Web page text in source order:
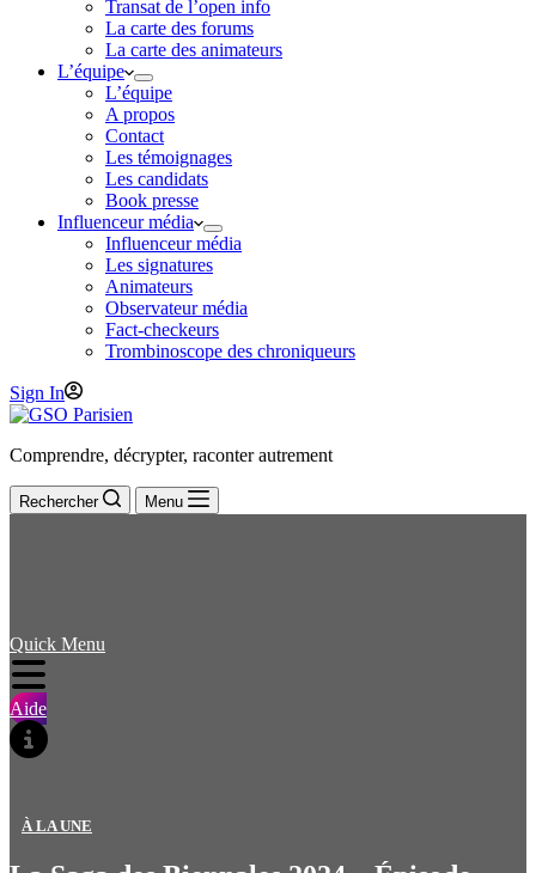
Transat de l’open info
La carte des forums
La carte des animateurs
L’équipe
L’équipe
A propos
Contact
Les témoignages
Les candidats
Book presse
Influenceur média
Influenceur média
Les signatures
Animateurs
Observateur média
Fact-checkeurs
Trombinoscope des chroniqueurs
Sign In
Comprendre, décrypter, raconter autrement
Rechercher Menu
Quick Menu
Aide
À LA UNE